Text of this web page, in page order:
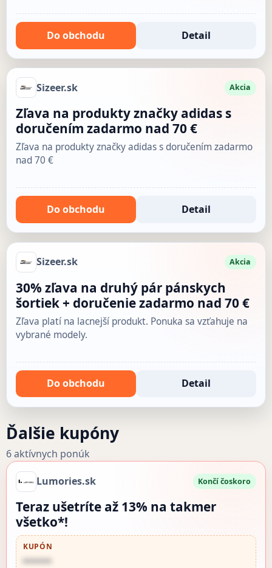
Do obchodu Detail
Sizeer.sk Akcia
Zľava na produkty značky adidas s
doručením zadarmo nad 70 €
Zľava na produkty značky adidas s doručením zadarmo
nad 70 €
Do obchodu Detail
Sizeer.sk Akcia
30% zľava na druhý pár pánskych
šortiek + doručenie zadarmo nad 70 €
Zľava platí na lacnejší produkt. Ponuka sa vzťahuje na
vybrané modely.
Do obchodu Detail
Ďalšie kupóny
6 aktívnych ponúk
Lumories.sk Končí čoskoro
Teraz ušetríte až 13% na takmer
všetko*!
KUPÓN
••••••